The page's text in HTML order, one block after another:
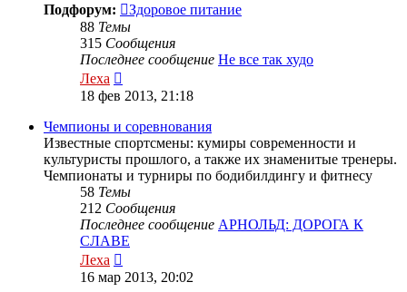
Подфорум:
Здоровое питание
88 Темы
315 Сообщения
Последнее сообщение Не все так худо
Леха
к
сообщению
18 фев 2013, 21:18
Чемпионы и соревнования
Известные спортсмены: кумиры современности и
культуристы прошлого, а также их знаменитые тренеры.
Чемпионаты и турниры по бодибилдингу и фитнесу
58 Темы
212 Сообщения
Последнее сообщение АРНОЛЬД: ДОРОГА К
СЛАВЕ
Леха
к
16 мар 2013, 20:02